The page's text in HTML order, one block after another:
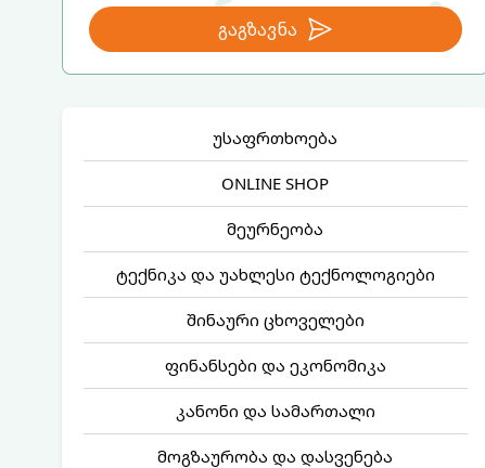
გაგზავნა
უსაფრთხოება
ONLINE SHOP
მეურნეობა
ტექნიკა და უახლესი ტექნოლოგიები
შინაური ცხოველები
ფინანსები და ეკონომიკა
კანონი და სამართალი
მოგზაურობა და დასვენება